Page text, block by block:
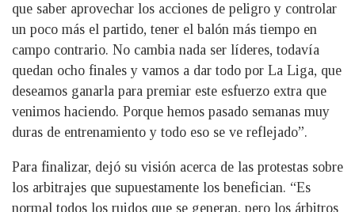
que saber aprovechar los acciones de peligro y controlar
un poco más el partido, tener el balón más tiempo en
campo contrario. No cambia nada ser líderes, todavía
quedan ocho finales y vamos a dar todo por La Liga, que
deseamos ganarla para premiar este esfuerzo extra que
venimos haciendo. Porque hemos pasado semanas muy
duras de entrenamiento y todo eso se ve reflejado”.
Para finalizar, dejó su visión acerca de las protestas sobre
los arbitrajes que supuestamente los benefician. “Es
normal todos los ruidos que se generan, pero los árbitros